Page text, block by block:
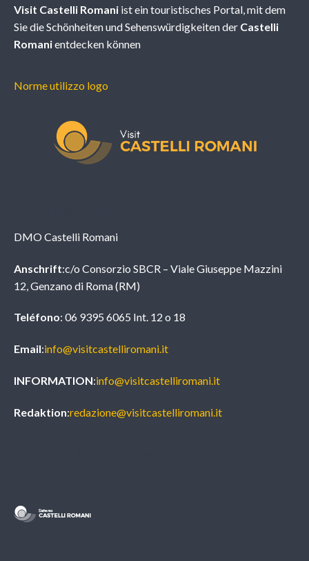
Visit Castelli Romani ist ein touristisches Portal, mit dem
Sie die Schönheiten und Sehenswürdigkeiten der Castelli
Romanientdecken können
Norme utilizzo logo
DMO Castelli Romani
Anschrift:c/o Consorzio SBCR – Viale Giuseppe Mazzini
12, Genzano di Roma (RM)
Teléfono: 06 9395 6065 Int. 12 o 18
Email:info@visitcastelliromani.it
INFORMATION:info@visitcastelliromani.it
Redaktion:redazione@visitcastelliromani.it